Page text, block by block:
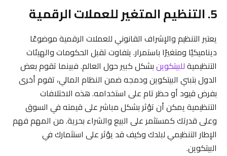
5. التنظيم المتغير للعملات الرقمية
يعتبر التنظيم والإشراف القانوني للعملات الرقمية موضوعًا
ديناميكيًا ومتغيرًا باستمرار. يتفاوت تقبل الحكومات والهيئات
التنظيميةللبيتكوينبشكل كبير حول العالم. فبينما تقوم بعض
الدول بتبني البيتكوين ودمجه ضمن النظام المالي، تقوم أخرى
بفرض قيود أو حظر تام على استخدامه. هذه الاختلافات
التنظيمية يمكن أن تؤثر بشكل مباشر على قيمته في السوق
وعلى قدرتك كمستثمر على البيع والشراء بحرية. من المهم فهم
الإطار التنظيمي لبلدك وكيف قد يؤثر على استثمارك في
البيتكوين.